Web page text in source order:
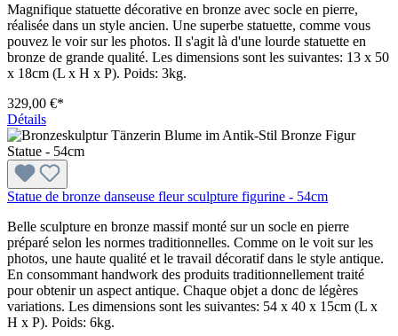
Magnifique statuette décorative en bronze avec socle en pierre,
réalisée dans un style ancien. Une superbe statuette, comme vous
pouvez le voir sur les photos. Il s'agit là d'une lourde statuette en
bronze de grande qualité. Les dimensions sont les suivantes: 13 x 50
x 18cm (L x H x P). Poids: 3kg.
329,00 €*
Détails
Statue de bronze danseuse fleur sculpture figurine - 54cm
Belle sculpture en bronze massif monté sur un socle en pierre
préparé selon les normes traditionnelles. Comme on le voit sur les
photos, une haute qualité et le travail décoratif dans le style antique.
En consommant handwork des produits traditionnellement traité
pour obtenir un aspect antique. Chaque objet a donc de légères
variations. Les dimensions sont les suivantes: 54 x 40 x 15cm (L x
H x P). Poids: 6kg.